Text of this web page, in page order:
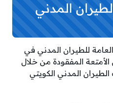
المدني
للطيران المدني في
الأمتعة المفقودة من خلال
المدني الكويتي